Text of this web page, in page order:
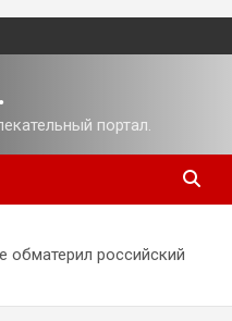
портал.
обматерил российский